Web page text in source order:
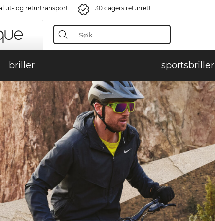
ut- og returtransport 30 dagers returrett
briller sportsbriller